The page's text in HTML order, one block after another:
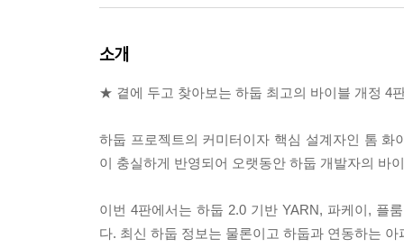
소개
★ 곁에 두고 찾아보는 하둡 최고의 바이블 개정 4
하둡 프로젝트의 커미터이자 핵심 설계자인 톰
이 충실하게 반영되어 오랫동안 하둡 개발자의 바
이번 4판에서는 하둡 2.0 기반 YARN, 파케이, 플
다. 최신 하둡 정보는 물론이고 하둡과 연동하는